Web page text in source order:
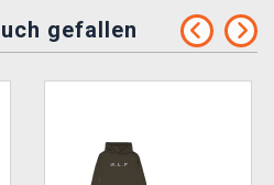
gefallen